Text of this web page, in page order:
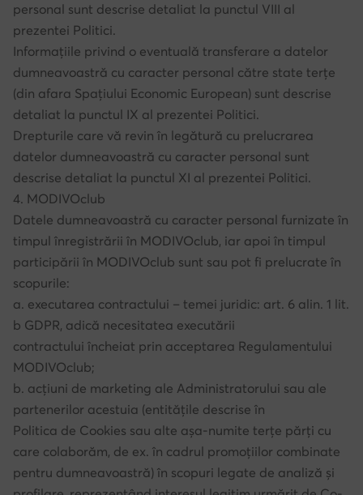
personal sunt descrise detaliat la punctul VIII al
prezentei Politici.
Informațiile privind o eventuală transferare a datelor
dumneavoastră cu caracter personal către state terțe
(din afara Spațiului Economic European) sunt descrise
detaliat la punctul IX al prezentei Politici.
Drepturile care vă revin în legătură cu prelucrarea
datelor dumneavoastră cu caracter personal sunt
descrise detaliat la punctul XI al prezentei Politici.
4. MODIVOclub
Datele dumneavoastră cu caracter personal furnizate în
timpul înregistrării în MODIVOclub, iar apoi în timpul
participării în MODIVOclub sunt sau pot fi prelucrate în
scopurile:
a. executarea contractului – temei juridic: art. 6 alin. 1 lit.
b GDPR, adică necesitatea executării
contractului încheiat prin acceptarea Regulamentului
MODIVOclub;
b. acțiuni de marketing ale Administratorului sau ale
partenerilor acestuia (entitățile descrise în
Politica de Cookies sau alte așa-numite terțe părți cu
care colaborăm, de ex. în cadrul promoțiilor combinate
pentru dumneavoastră) în scopuri legate de analiză și